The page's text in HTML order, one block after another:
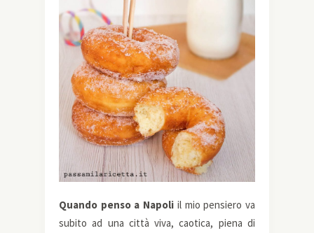
Quando penso a Napoli il mio pensiero va
subito ad una città viva, caotica, piena di